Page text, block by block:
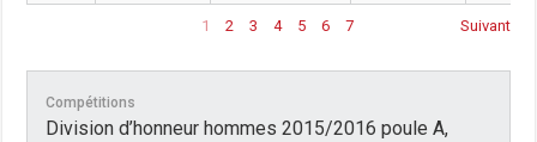
1 2 3 4 5 6 7 Suivant
Compétitions
Division d’honneur hommes 2015/2016 poule A,